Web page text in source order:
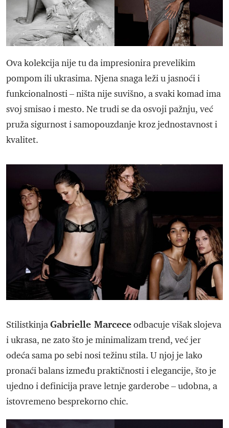
Ova kolekcija nije tu da impresionira prevelikim
pompom ili ukrasima. Njena snaga leži u jasnoći i
funkcionalnosti – ništa nije suvišno, a svaki komad ima
svoj smisao i mesto. Ne trudi se da osvoji pažnju, već
pruža sigurnost i samopouzdanje kroz jednostavnost i
kvalitet.
StilistkinjaGabrielle Marceceodbacuje višak slojeva
i ukrasa, ne zato što je minimalizam trend, već jer
odeća sama po sebi nosi težinu stila. U njoj je lako
pronaći balans između praktičnosti i elegancije, što je
ujedno i definicija prave letnje garderobe – udobna, a
istovremeno besprekorno chic.